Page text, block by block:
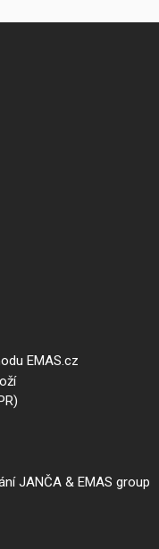
EMAS.cz
JANČA & EMAS group